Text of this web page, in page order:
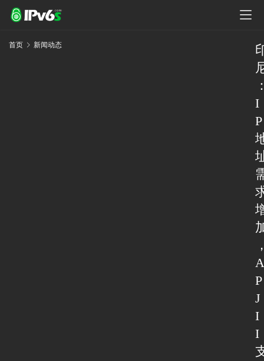
首页 新闻动态
I
P
A
P
J
I
I